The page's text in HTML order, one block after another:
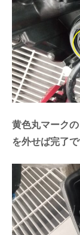
黄色丸マーク
を外せば完了で